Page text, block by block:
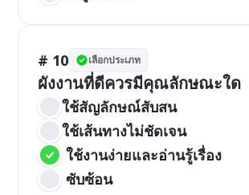
# 10 เลือกประเภท
ผังงานที่ดีควรมีคุณลักษณะใด
ใช้สัญลักษณ์สับสน
ใช้เส้นทางไม่ชัดเจน
ใช้งานง่ายและอ่านรู้เรื่อง
ซับซ้อน